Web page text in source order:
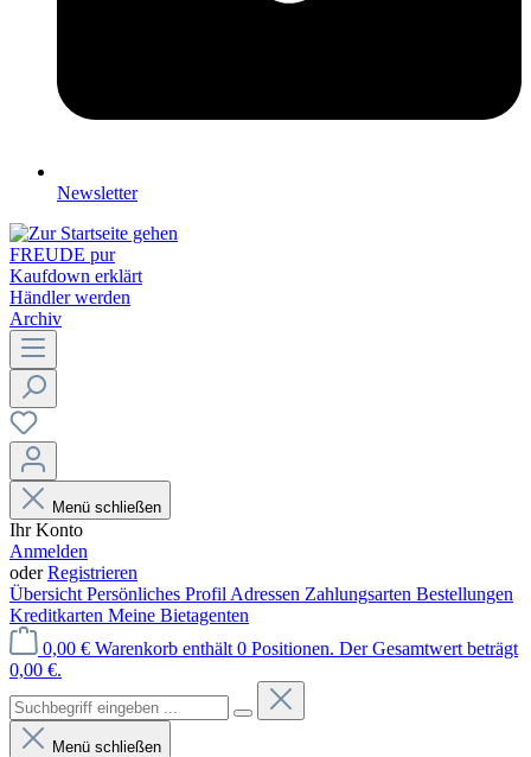
Newsletter
FREUDE pur
Kaufdown erklärt
Händler werden
Archiv
Menü schließen
Ihr Konto
Anmelden
oderRegistrieren
Übersicht Persönliches Profil Adressen Zahlungsarten Bestellungen
Kreditkarten Meine Bietagenten
0,00 € Warenkorb enthält 0 Positionen. Der Gesamtwert beträgt
0,00 €.
Menü schließen